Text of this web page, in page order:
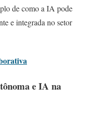
de como a IA pode
e integrada no setor
e IA na